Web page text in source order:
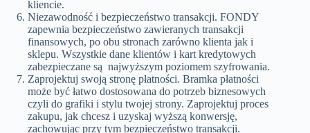
kliencie.
Niezawodność i bezpieczeństwo transakcji. FONDY
zapewnia bezpieczeństwo zawieranych transakcji
finansowych, po obu stronach zarówno klienta jak i
sklepu. Wszystkie dane klientów i kart kredytowych
zabezpieczane są najwyższym poziomem szyfrowania.
Zaprojektuj swoją stronę płatności. Bramka płatności
może być łatwo dostosowana do potrzeb biznesowych
czyli do grafiki i stylu twojej strony. Zaprojektuj proces
zakupu, jak chcesz i uzyskaj wyższą konwersję,
zachowując przy tym bezpieczeństwo transakcji.